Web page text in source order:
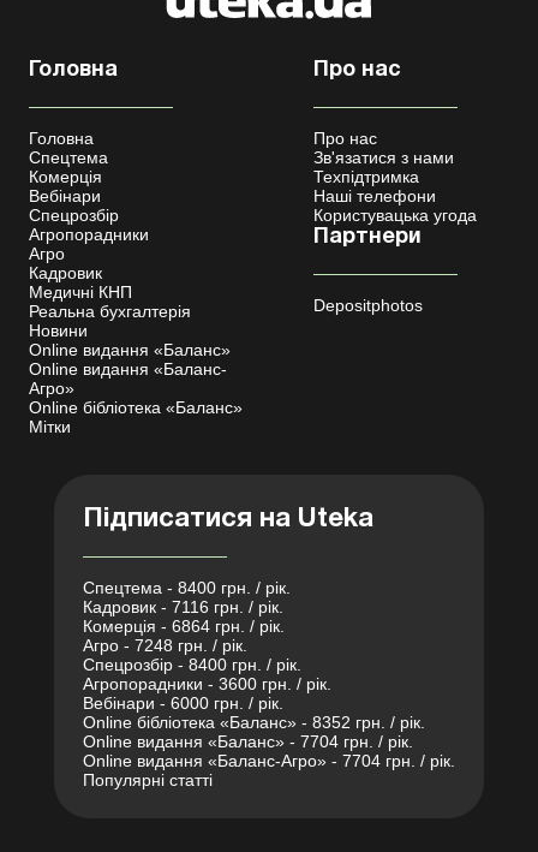
Головна
Головна
Спецтема
Комерція
Вебінари
Спецрозбір
Агропорадники
Агро
Кадровик
Медичні КНП
Реальна бухгалтерія
Новини
Online видання «Баланс»
Online видання «Баланс-
Агро»
Online бібліотека «Баланс»
Мітки
Про нас
Про нас
Зв'язатися з нами
Техпідтримка
Наші телефони
Користувацька угода
Партнери
Depositphotos
Підписатися на Uteka
Спецтема - 8400 грн. / рік.
Кадровик - 7116 грн. / рік.
Комерція - 6864 грн. / рік.
Агро - 7248 грн. / рік.
Спецрозбір - 8400 грн. / рік.
Агропорадники - 3600 грн. / рік.
Вебінари - 6000 грн. / рік.
Online бібліотека «Баланс» - 8352 грн. / рік.
Online видання «Баланс» - 7704 грн. / рік.
Online видання «Баланс-Агро» - 7704 грн. / рік.
Популярні статті